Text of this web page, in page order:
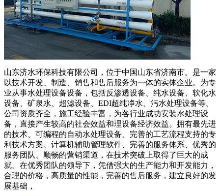
山东济水环保科技有限公司，位于中国山东省济南市。是一家
以技术开发、制造、销售和售后服务为一体的实体企业。为专
业从事水处理设备设备，包括反渗透设备、纯水设备、软化水
设备、矿泉水、超滤设备、EDI超纯净水、污水处理设备等。
公司资质齐全，施工经验丰富，为各行业成功安装水处理设
备，直接产生较高的社会效益和理设备经济效益。拥有最先进
的技术、可编程的自动水处理设备、完善的工艺流程支持的专
利技术方案、计算机辅助管理软件、完善的服务体系、优秀的
服务团队、顺畅的营销渠道，在技术突破上取得了巨大的成
就。在优秀团队的领导下，凭借强大的生产能力和开发能力，
合理的价格，高质量的性能，完善的售后服务，建立良好的发
展基础，